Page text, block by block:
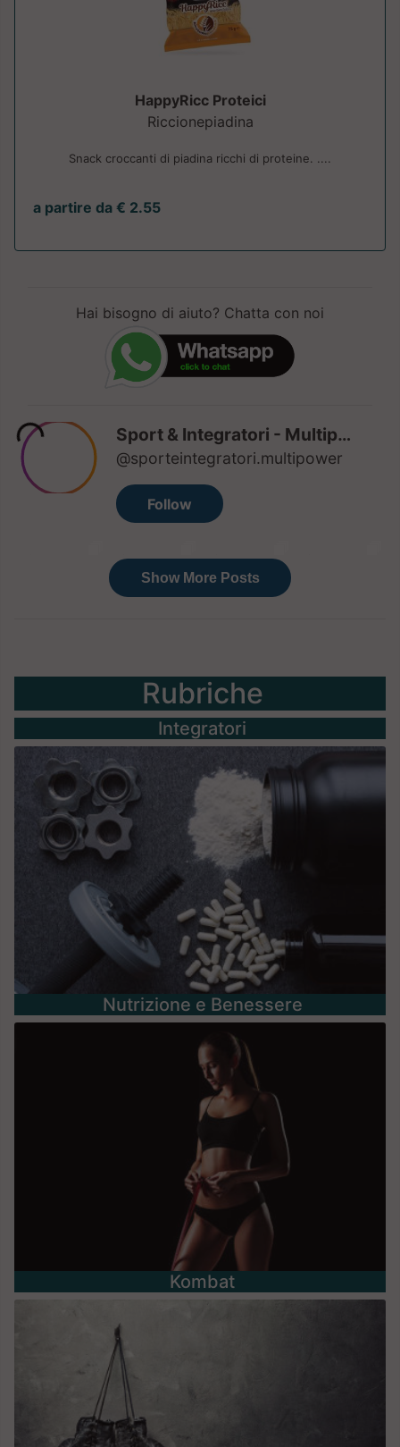
HappyRicc Proteici
Riccionepiadina
Snack croccanti di piadina ricchi di proteine. ....
a partire da € 2.55
Hai bisogno di aiuto? Chatta con noi
Rubriche
Integratori
Nutrizione e Benessere
Kombat